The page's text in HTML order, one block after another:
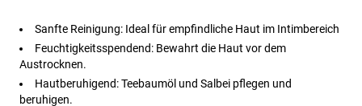
Sanfte Reinigung: Ideal für empfindliche Haut im Intimbereich
Feuchtigkeitsspendend: Bewahrt die Haut vor dem
Austrocknen.
Hautberuhigend: Teebaumöl und Salbei pflegen und
beruhigen.